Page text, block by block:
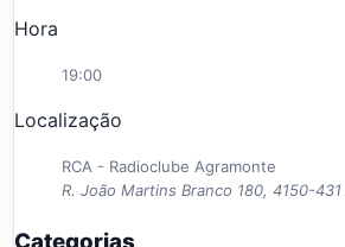
Hora
19:00
Localização
RCA - Radioclube Agramonte
R. João Martins Branco 180, 4150-